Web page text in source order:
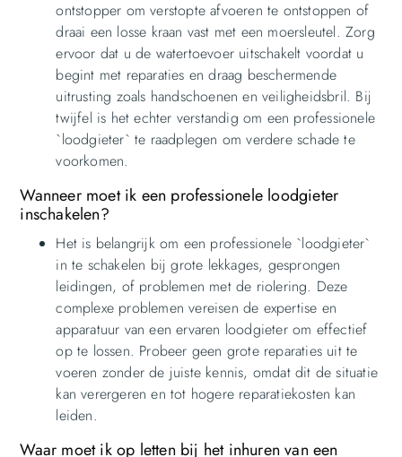
ontstopper om verstopte afvoeren te ontstoppen of
draai een losse kraan vast met een moersleutel. Zorg
ervoor dat u de watertoevoer uitschakelt voordat u
begint met reparaties en draag beschermende
uitrusting zoals handschoenen en veiligheidsbril. Bij
twijfel is het echter verstandig om een professionele
`loodgieter` te raadplegen om verdere schade te
voorkomen.
Wanneer moet ik een professionele loodgieter
inschakelen?
Het is belangrijk om een professionele `loodgieter`
in te schakelen bij grote lekkages, gesprongen
leidingen, of problemen met de riolering. Deze
complexe problemen vereisen de expertise en
apparatuur van een ervaren loodgieter om effectief
op te lossen. Probeer geen grote reparaties uit te
voeren zonder de juiste kennis, omdat dit de situatie
kan verergeren en tot hogere reparatiekosten kan
leiden.
Waar moet ik op letten bij het inhuren van een